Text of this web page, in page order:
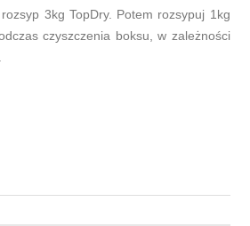
3kg TopDry. Potem rozsypuj 1kg
czyszczenia boksu, w zależności